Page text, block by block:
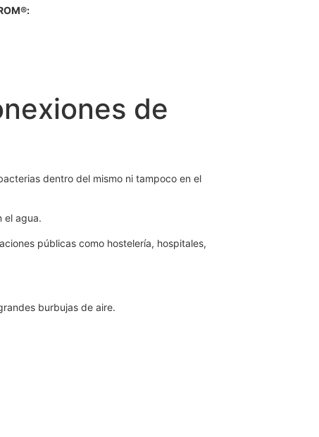
de
dentro del mismo ni tampoco en el
el agua.
públicas como hostelería, hospitales,
burbujas de aire.